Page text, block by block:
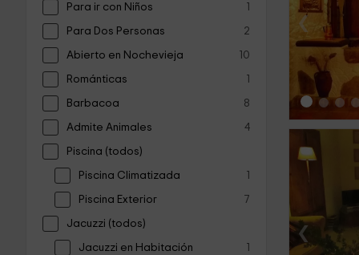
Para ir con Niños 1
Para Dos Personas 2
Abierto en Nochevieja 10
Románticas 1
Barbacoa 8
Admite Animales 4
Piscina (todos)
Piscina Climatizada 1
Piscina Exterior 7
Jacuzzi (todos)
Jacuzzi en Habitación 1
‹
‹